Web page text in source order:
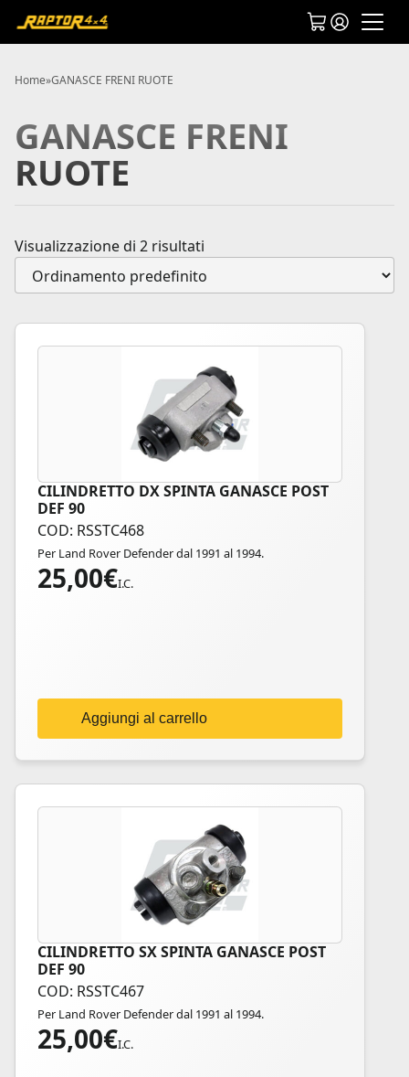
Home»GANASCE FRENI RUOTE
GANASCE FRENI
RUOTE
Visualizzazione di 2 risultati
CILINDRETTO DX SPINTA GANASCE POST
DEF 90
COD: RSSTC468
Per Land Rover Defender dal 1991 al 1994.
25,00€I.C.
Aggiungi al carrello
CILINDRETTO SX SPINTA GANASCE POST
DEF 90
COD: RSSTC467
Per Land Rover Defender dal 1991 al 1994.
25,00€I.C.